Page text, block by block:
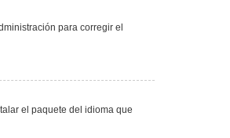
para corregir el
el paquete del idioma que